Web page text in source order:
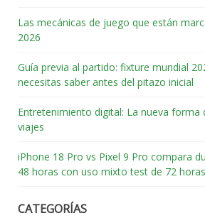
Las mecánicas de juego que están
2026
Guía previa al partido: fixture mundial
necesitas saber antes del pitazo inicial
Entretenimiento digital: La nueva forma
viajes
iPhone 18 Pro vs Pixel 9 Pro compara
48 horas con uso mixto test de 72
CATEGORÍAS